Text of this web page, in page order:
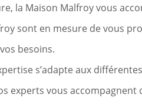
la Maison Malfroy vous
sont en mesure de vous
besoins.
s’adapte aux
experts vous